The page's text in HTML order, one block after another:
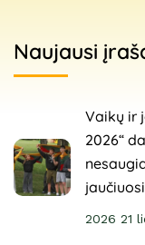
Naujausi
Vaikų ir
2026“
2026 21